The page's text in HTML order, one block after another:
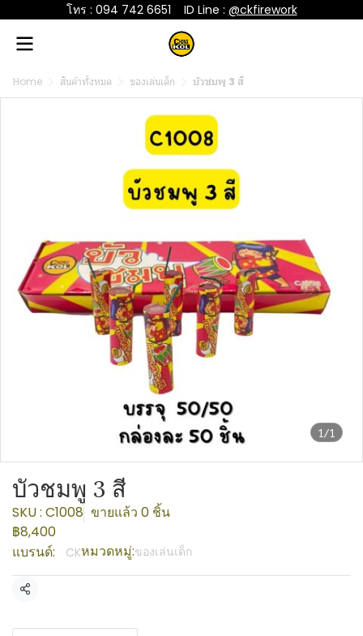
โทร : 094 742 6651 ID Line : @ckfirework
Home สินค้าทั้งหมด ของเล่นเด็ก บัวชมพู 3 สี
1/1
บัวชมพู 3 สี
SKU : C1008 ขายแล้ว 0 ชิ้น
฿8,400
แบรนด์:
CKหมวดหมู่:ของเล่นเด็ก
แชร์